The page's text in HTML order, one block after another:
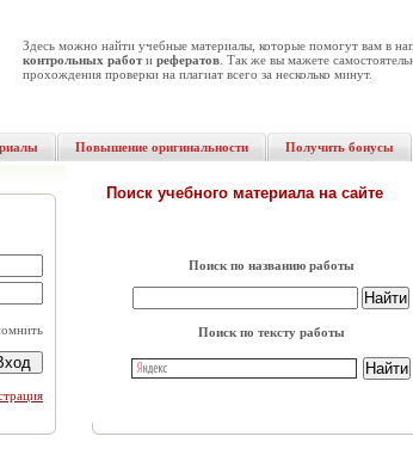
Здесь можно найти учебные материалы, которые помогут вам в
контрольных работи рефератов . Так же вы мажете
прохождения проверки на плагиат всего за несколько минут.
Повышение оригинальности Получить бонусы
Поиск учебного материала на сайте
Поиск по названию работы
Поиск по тексту работы